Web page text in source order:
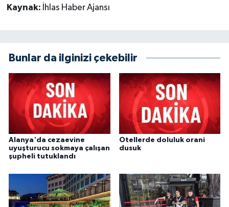
Kaynak: İhlas Haber Ajansı
Bunlar da ilginizi çekebilir
Alanya'da cezaevine
uyuşturucu sokmaya çalışan
şupheli tutuklandı
Otellerde doluluk orani
dusuk